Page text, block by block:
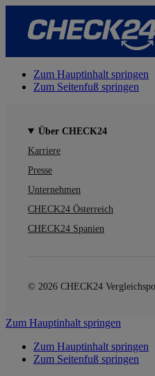
Zum Hauptinhalt springen
Zum Seitenfuß springen
Über CHECK24
Karriere
Presse
Unternehmen
CHECK24 Österreich
CHECK24 Spanien
© 2026 CHECK24
Zum Hauptinhalt springen
Zum Hauptinhalt springen
Zum Seitenfuß springen